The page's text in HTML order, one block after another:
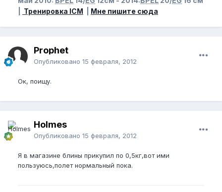
Тренировка ICM Мне пишите сюда
Prophet
Опубликовано 15 февраля, 2012
Ок, поищу.
Holmes
Опубликовано 15 февраля, 2012
Я в магазине блины прикупил по 0,5кг,вот ими
пользуюсь,полет нормальный пока.